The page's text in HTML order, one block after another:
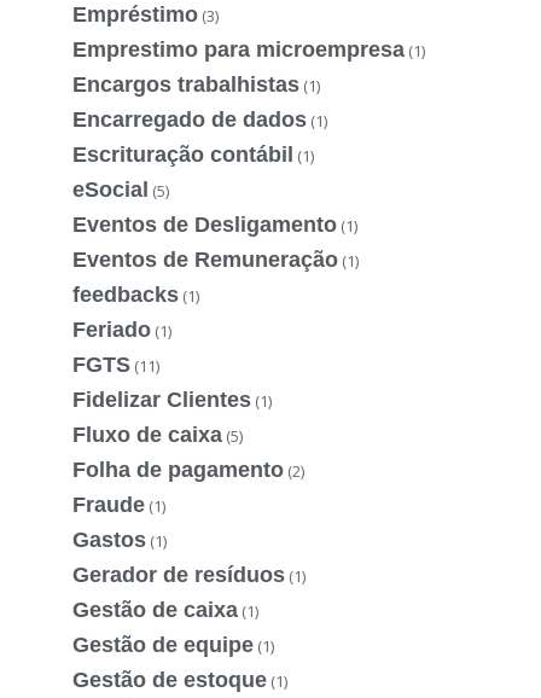
Empréstimo (3)
Emprestimo para microempresa (1)
Encargos trabalhistas (1)
Encarregado de dados (1)
Escrituração contábil (1)
eSocial (5)
Eventos de Desligamento (1)
Eventos de Remuneração (1)
feedbacks (1)
Feriado (1)
FGTS (11)
Fidelizar Clientes (1)
Fluxo de caixa (5)
Folha de pagamento (2)
Fraude (1)
Gastos (1)
Gerador de resíduos (1)
Gestão de caixa (1)
Gestão de equipe (1)
Gestão de estoque (1)